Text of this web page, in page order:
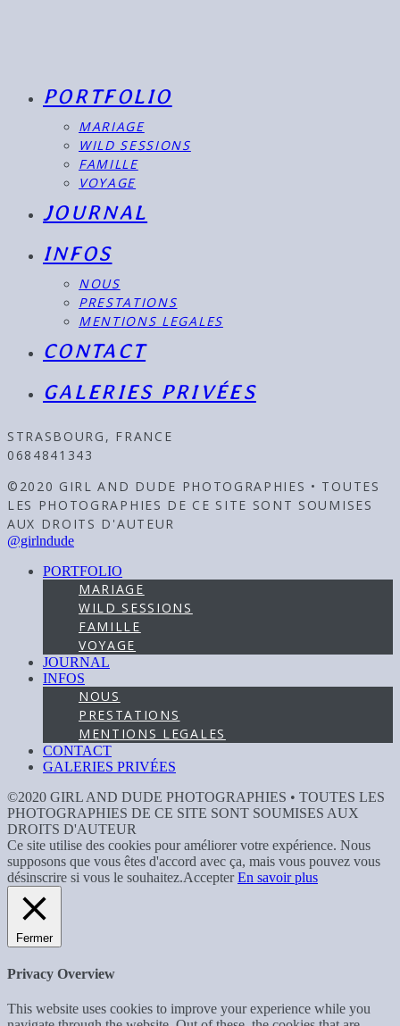
PORTFOLIO
MARIAGE
WILD SESSIONS
FAMILLE
VOYAGE
JOURNAL
INFOS
NOUS
PRESTATIONS
MENTIONS LEGALES
CONTACT
GALERIES PRIVÉES
STRASBOURG, FRANCE
0684841343
©2020 GIRL AND DUDE PHOTOGRAPHIES • TOUTES
LES PHOTOGRAPHIES DE CE SITE SONT SOUMISES
AUX DROITS D'AUTEUR
@girlndude
PORTFOLIO
MARIAGE
WILD SESSIONS
FAMILLE
VOYAGE
JOURNAL
INFOS
NOUS
PRESTATIONS
MENTIONS LEGALES
CONTACT
GALERIES PRIVÉES
©2020 GIRL AND DUDE PHOTOGRAPHIES • TOUTES LES
PHOTOGRAPHIES DE CE SITE SONT SOUMISES AUX
DROITS D'AUTEUR
Ce site utilise des cookies pour améliorer votre expérience. Nous
supposons que vous êtes d'accord avec ça, mais vous pouvez vous
désinscrire si vous le souhaitez.Accepter En savoir plus
Fermer
Privacy Overview
This website uses cookies to improve your experience while you